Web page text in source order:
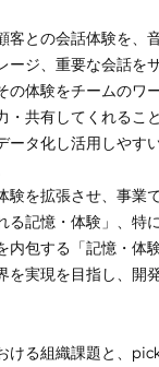
客との会話体験を、
ージ、重要な会話を
の体験をチームのワ
・共有してくれるこ
ータ化し活用しやす
験を拡張させ、事業
る記憶・体験」、特
内包する「記憶・体
を実現を目指し、開
ける組織課題と、